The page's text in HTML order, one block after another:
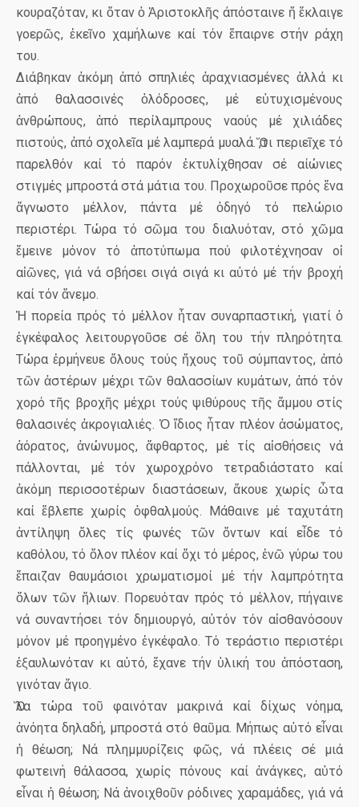
κουραζόταν, κι ὅταν ὁ Ἀριστοκλῆς άπόσταινε ἤ ἔκλαιγε
γοερῶς, ἐκεῖνο χαμήλωνε καί τόν ἔπαιρνε στήν ράχη
του.
Διάβηκαν ἀκόμη ἀπό σπηλιές ἀραχνιασμένες ἀλλά κι
ἀπό θαλασσινές ὁλόδροσες, μέ εὐτυχισμένους
ἀνθρώπους, ἀπό περίλαμπρους ναούς μέ χιλιάδες
πιστούς, ἀπό σχολεῖα μέ λαμπερά μυαλά. Ὅ,τι περιεῖχε τό
παρελθόν καί τό παρόν ἐκτυλίχθησαν σέ αίώνιες
στιγμές μπροστά στά μάτια του. Προχωροῦσε πρός ἕνα
ἄγνωστο μέλλον, πάντα μέ ὁδηγό τό πελώριο
περιστέρι. Τώρα τό σῶμα του διαλυόταν, στό χῶμα
ἔμεινε μόνον τό ἀποτύπωμα πού φιλοτέχνησαν οἱ
αἰῶνες, γιά νά σβήσει σιγά σιγά κι αὐτό μέ τήν βροχή
καί τόν ἄνεμο.
Ἡ πορεία πρός τό μέλλον ἦταν συναρπαστική, γιατί ὁ
ἐγκέφαλος λειτουργοῦσε σέ ὅλη του τήν πληρότητα.
Τώρα ἑρμήνευε ὅλους τούς ἤχους τοῦ σύμπαντος, ἀπό
τῶν ἀστέρων μέχρι τῶν θαλασσίων κυμάτων, ἀπό τόν
χορό τῆς βροχῆς μέχρι τούς ψιθύρους τῆς ἄμμου στίς
θαλασινές ἀκρογιαλιές. Ὁ ἴδιος ἦταν πλέον ἀσώματος,
ἀόρατος, ἀνώνυμος, ἄφθαρτος, μέ τίς αἰσθήσεις νά
πάλλονται, μέ τόν χωροχρόνο τετραδιάστατο καί
ἀκόμη περισσοτέρων διαστάσεων, ἄκουε χωρίς ὦτα
καί ἔβλεπε χωρίς ὀφθαλμούς. Μάθαινε μέ ταχυτάτη
ἀντίληψη ὅλες τίς φωνές τῶν ὄντων καί εἶδε τό
καθόλου, τό ὅλον πλέον καί ὄχι τό μέρος, ἐνῶ γύρω του
ἔπαιζαν θαυμάσιοι χρωματισμοί μέ τήν λαμπρότητα
ὅλων τῶν ἥλιων. Πορευόταν πρός τό μέλλον, πήγαινε
νά συναντήσει τόν δημιουργό, αὐτόν τόν αἰσθανόσουν
μόνον μέ προηγμένο ἐγκέφαλο. Τό τεράστιο περιστέρι
ἐξαυλωνόταν κι αὐτό, ἔχανε τήν ὑλική του ἀπόσταση,
γινόταν ἅγιο.
Ὅλα τώρα τοῦ φαινόταν μακρινά καί δίχως νόημα,
ἀνόητα δηλαδή, μπροστά στό θαῦμα. Μήπως αὐτό εἶναι
ἡ θέωση; Νά πλημμυρίζεις φῶς, νά πλέεις σέ μιά
φωτεινή θάλασσα, χωρίς πόνους καί ἀνάγκες, αὐτό
εἶναι ἡ θέωση; Νά ἀνοιχθοῦν ρόδινες χαραμάδες, γιά νά